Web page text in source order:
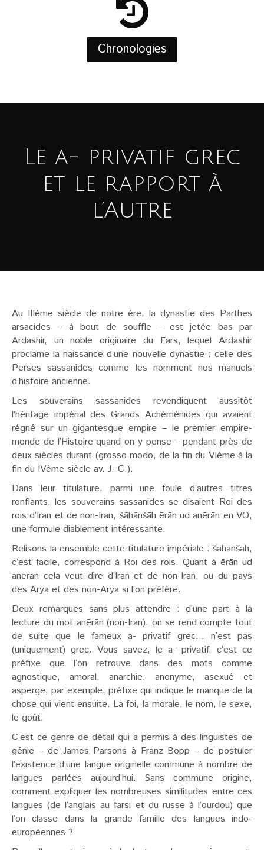
Chronologies
Le a- privatif grec
et le rapport à
l’Autre
Au IIIème siècle de notre ère, la dynastie des Parthes
arsacides – à bout de souffle – est jetée bas par
Ardashir, un noble originaire du Fars, lequel Ardashir
proclame la naissance d’une nouvelle dynastie : celle des
Perses sassanides comme les nomment nos manuels
d’histoire ancienne.
Les souverains sassanides revendiquent aussitôt
l’héritage impérial des Grands Achéménides qui avaient
régné sur un gigantesque empire – le premier empire-
monde de l’Histoire quand on y pense – pendant près de
deux siècles durant (grosso modo, de la fin du VIème à la
fin du IVème siècle av. J.-C.).
Dans leur titulature, parmi une foule d’autres titres
ronflants, les souverains sassanides se disaient Roi des
rois d’Iran et de non-Iran, šāhānšāh ērān ud anērān en VO,
une formule diablement intéressante.
Relisons-la ensemble cette titulature impériale : šāhānšāh,
c’est facile, correspond à Roi des rois. Quant à ērān ud
anērān cela veut dire d’Iran et de non-Iran, ou du pays
des Arya et des non-Arya si l’on préfère.
Deux remarques sans plus attendre : d’une part à la
lecture du mot anērān (non-Iran), on se rend compte tout
de suite que le fameux a- privatif grec… n’est pas
(uniquement) grec. Vous savez, le a- privatif, c’est ce
préfixe que l’on retrouve dans des mots comme
agnostique, amoral, anarchie, anonyme, asexué et
asperge, par exemple, préfixe qui indique le manque de la
chose qui vient ensuite. La foi, la morale, le nom, le sexe,
le goût.
C’est ce genre de détail qui a permis à des linguistes de
génie – de James Parsons à Franz Bopp – de postuler
l’existence d’une langue originelle commune à nombre de
langues parlées aujourd’hui. Sans commune origine,
comment expliquer les nombreuses similitudes entre ces
langues (de l’anglais au farsi et du russe à l’ourdou) que
l’on classe dans la grande famille des langues indo-
européennes ?